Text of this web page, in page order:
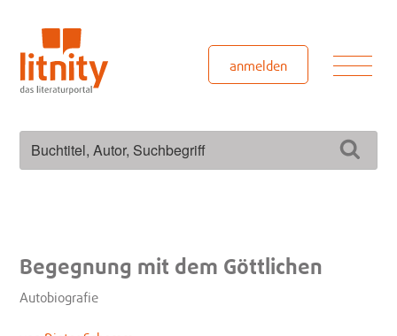
springen
anmelden
Begegnung mit dem Göttlichen
Autobiografie